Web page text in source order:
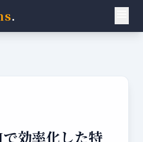
.
効率化した特